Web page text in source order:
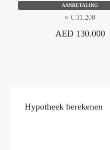
AANBETALING
≈ € 31.200
AED 130.000
Hypotheek berekenen